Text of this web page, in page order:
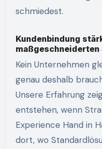
schmiedest.
Kundenbindung
Kein Unternehmen gleicht dem anderen – und
genau deshalb
Unsere Erfahrung
entstehen, wenn
Experience Hand in
dort, wo